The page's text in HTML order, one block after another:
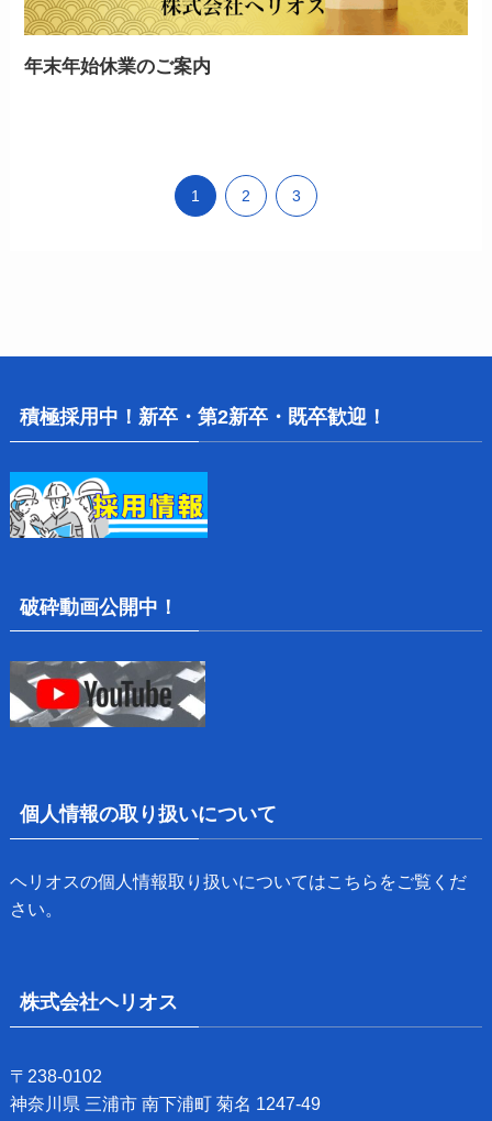
年末年始休業のご案内
1 2 3
積極採用中！新卒・第2新卒・既卒歓迎！
破砕動画公開中！
個人情報の取り扱いについて
ヘリオスの個人情報取り扱いについてはこちら をご覧くだ
さい。
株式会社ヘリオス
〒238-0102​
神奈川県 三浦市 南下浦町 菊名 1247-49